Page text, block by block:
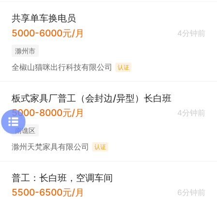
共享单车换电员
5000-6000元/月
4分钟前
滁州市
全椒山猫咪出行科技有限公司 认证
板式家具厂普工（会封边/异型）长白班
5000-8000元/月
4分钟前
南谯区
滁州天梵家具有限公司 认证
普工：长白班，空调车间
5500-6500元/月
6分钟前